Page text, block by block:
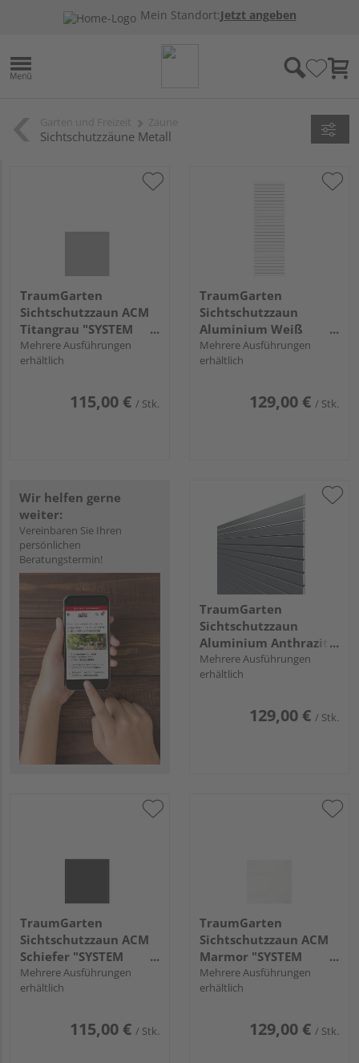
Mein Standort:Jetzt angeben
Sichtschutzzäune Metall
TraumGarten
Sichtschutzzaun ACM
Titangrau "SYSTEM
BOARD"
Mehrere Ausführungen
erhältlich
115,00 € / Stk.
TraumGarten
Sichtschutzzaun
Aluminium Weiß
"SYSTEM RHOMBUS"
Mehrere Ausführungen
erhältlich
129,00 € / Stk.
Wir helfen gerne
weiter:
Vereinbaren Sie Ihren
persönlichen
Beratungstermin!
TraumGarten
Sichtschutzzaun
Aluminium Anthrazit
"SYSTEM RHOMBUS"
Mehrere Ausführungen
erhältlich
129,00 € / Stk.
TraumGarten
Sichtschutzzaun ACM
Schiefer "SYSTEM
BOARD"
Mehrere Ausführungen
erhältlich
115,00 € / Stk.
TraumGarten
Sichtschutzzaun ACM
Marmor "SYSTEM
BOARD"
Mehrere Ausführungen
erhältlich
129,00 € / Stk.